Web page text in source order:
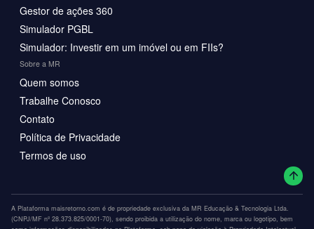
Gestor de ações 360
Simulador PGBL
Simulador: Investir em um imóvel ou em FIIs?
Sobre a MR
Quem somos
Trabalhe Conosco
Contato
Política de Privacidade
Termos de uso
A Plataforma maisretorno.com é de propriedade exclusiva da MR Educação & Tecnologia Ltda.
(CNPJ/MF nº 28.373.825/0001-70), sendo proibida a utilização do nome, marca ou logotipo, bem